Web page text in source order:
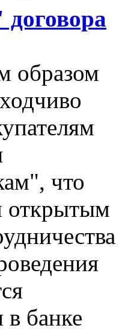
образом
что
открытым
в банке